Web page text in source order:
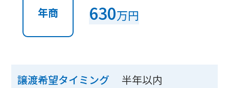
年商 630万円
譲渡希望タイミング 半年以内